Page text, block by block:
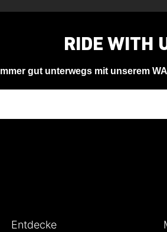
RIDE WITH
Immer gut unterwegs mit unserem
Entdecke